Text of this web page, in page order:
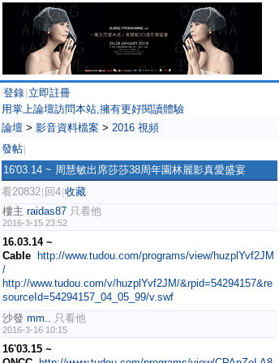
登錄 立即註冊
用掌上論壇訪問本站,擁有更好閱讀體驗
論壇 > 影音資料檔案 > 2016 視頻
發帖
16'03.14 ~ 周慧敏出席莎莎38周年園林麗影真愛盛宴
看20832 回4 收藏
樓主 raidas87 只看他
2016-3-15 23:52
16.03.14 ~
Cable
http://www.tudou.com/programs/view/huzplYvf2JM
/
http://www.tudou.com/v/huzplYvf2JM/&rpid=54294157&re
sourceId=54294157_04_05_99/v.swf
沙發 mm.. 只看他
2016-3-16 10:15
16'03.15 ~